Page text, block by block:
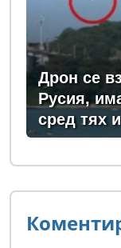
Дрон се
Русия,
сред тях